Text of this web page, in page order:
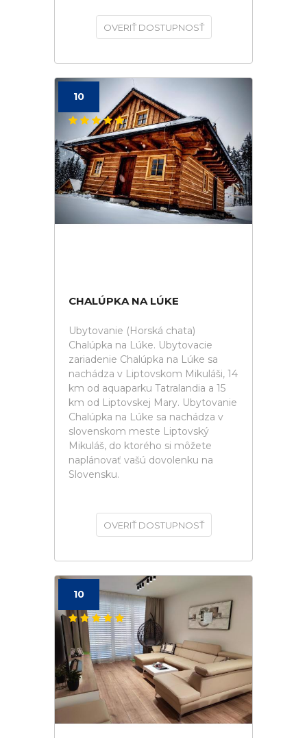
OVERIŤ DOSTUPNOSŤ
10
CHALÚPKA NA LÚKE
Ubytovanie (Horská chata)
Chalúpka na Lúke. Ubytovacie
zariadenie Chalúpka na Lúke sa
nachádza v Liptovskom Mikuláši, 14
km od aquaparku Tatralandia a 15
km od Liptovskej Mary. Ubytovanie
Chalúpka na Lúke sa nachádza v
slovenskom meste Liptovský
Mikuláš, do ktorého si môžete
naplánovať vašú dovolenku na
Slovensku.
OVERIŤ DOSTUPNOSŤ
10